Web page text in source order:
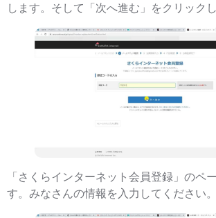
します。そして「次へ進む」をクリックし
「さくらインターネット会員登録」のペ
す。みなさんの情報を入力してください。